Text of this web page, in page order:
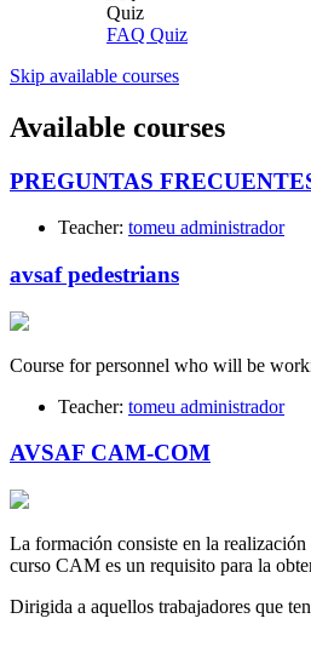
Quiz
FAQ Quiz
Skip available courses
Available courses
PREGUNTAS
Teacher: tomeu administrador
avsaf pedestrians
Course for personnel who will be
Teacher: tomeu administrador
AVSAF CAM-COM
La formación consiste en la
curso CAM es un requisito para la
Dirigida a aquellos trabajadores que